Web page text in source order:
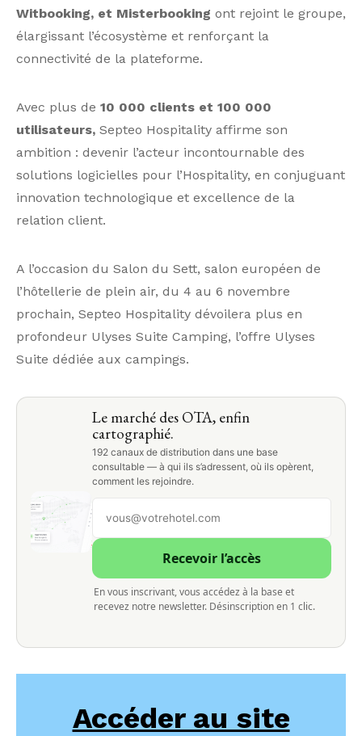
Witbooking, et Misterbooking ont rejoint le groupe,
élargissant l’écosystème et renforçant la
connectivité de la plateforme.
Avec plus de 10 000 clients et 100 000
utilisateurs, Septeo Hospitality affirme son
ambition : devenir l’acteur incontournable des
solutions logicielles pour l’Hospitality, en conjuguant
innovation technologique et excellence de la
relation client.
A l’occasion du Salon du Sett, salon européen de
l’hôtellerie de plein air, du 4 au 6 novembre
prochain, Septeo Hospitality dévoilera plus en
profondeur Ulyses Suite Camping, l’offre Ulyses
Suite dédiée aux campings.
Le marché des OTA, enfin
cartographié.
192 canaux de distribution dans une base
consultable — à qui ils s’adressent, où ils opèrent,
comment les rejoindre.
Recevoir l’accès
En vous inscrivant, vous accédez à la base et
recevez notre newsletter. Désinscription en 1 clic.
Accéder au site